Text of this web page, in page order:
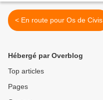
< En route pour Os de Civis
Hébergé par Overblog
Top articles
Pages